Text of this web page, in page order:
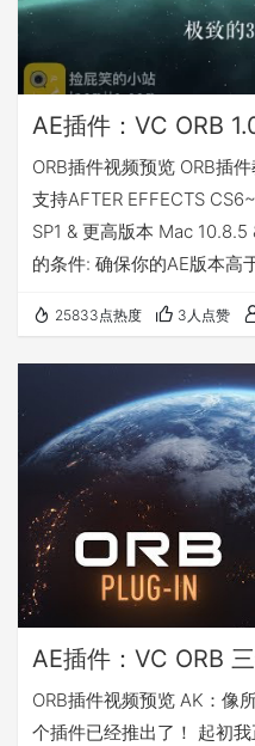
ORB插件视频预览 ORB插
支持AFTER EFFECTS
SP1 & 更高版本 Mac
的条件: 确保你的AE版本高
的图形驱动程序 (NVidia /
After Effects具有多帧渲染
25833点热度 3人点赞
ORB插件视频预览 AK：像
个插件已经推出了！ 起初